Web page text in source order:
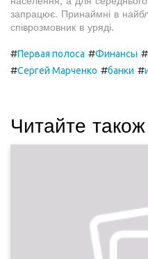
запрацює. Принаймні в
співрозмовник в уряді.
#Первая полоса #Финансы #
#Сергей Марченко #банки #
Читайте також